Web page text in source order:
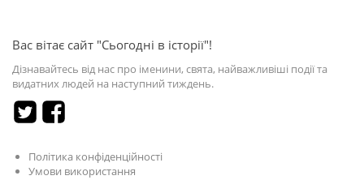
Вас вітає сайт "Сьогодні в історії"!
Дізнавайтесь від нас про іменини, свята, найважливіші події та
видатних людей на наступний тиждень.
Політика конфіденційності
Умови використання